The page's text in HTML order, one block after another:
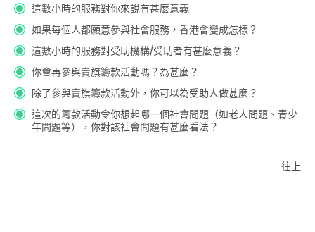
這數小時的服務對你來說有甚麼意義
如果每個人都願意參與社會服務，香港會變成怎樣？
這數小時的服務對受助機構/受助者有甚麼意義？
你會再參與賣旗籌款活動嗎？為甚麼？
除了參與賣旗籌款活動外，你可以為受助人做甚麼？
這次的籌款活動令你想起哪一個社會問題（如老人問題、青少
年問題等），你對該社會問題有甚麼看法？
往上